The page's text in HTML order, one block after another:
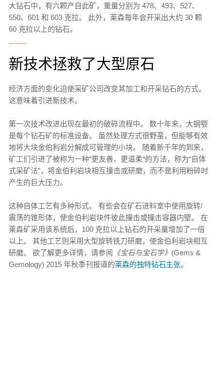
大钻石中，有六颗产自此矿，重量分别为 478、493、527、
550、601 和 603 克拉。 此外，莱森每年会开采出大约 30 颗
60 克拉以上的钻石。
新技术拯救了大型原石
经济方面的变化迫使采矿公司改变其加工和开采钻石的方式。
这意味着引进新技术。
第一次技术改进出现在最初的破碎流程中。 数十年来，大钢颚
是每个钻石矿的标准设备。 虽然处理方式很野蛮，但能够有效
地将大块金伯利岩分解成可管理的小块。 随着新千年的到来，
矿工们引进了被称为一种“更友善、更温柔“的方法，称为“自体
式采矿法”，将金伯利岩块相互撞击或研磨，而不是利用粉碎时
产生的巨大压力。
这种自体工艺有多种形式。 有些会在矿石进料室中使用旋转/
震荡的锥形体，使金伯利岩块件彼此撞击或撞击容器内壁。 在
莱森矿采用该系统后，100 克拉以上钻石的开采量增加了一倍
以上。 其他工艺则采用大型旋转铣刀研磨，使金伯利岩块相互
研磨。 欲了解更多详情，请参阅
《宝石与宝石学》 (Gems &
Gemology) 2015 年秋季刊报道的莱森的独特钻石主张。